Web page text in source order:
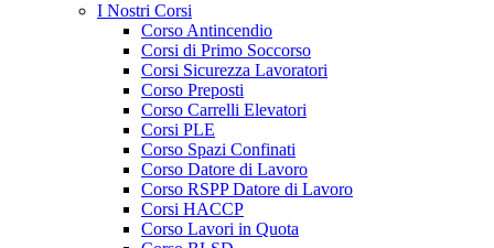
I Nostri Corsi
Corso Antincendio
Corsi di Primo Soccorso
Corsi Sicurezza Lavoratori
Corso Preposti
Corso Carrelli Elevatori
Corsi PLE
Corso Spazi Confinati
Corso Datore di Lavoro
Corso RSPP Datore di Lavoro
Corsi HACCP
Corso Lavori in Quota